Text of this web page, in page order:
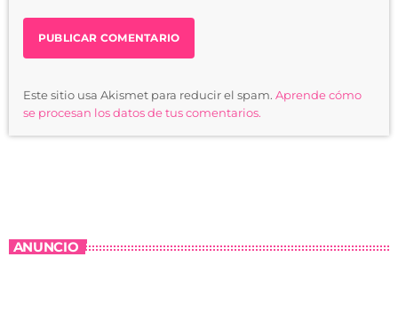
Este sitio usa Akismet para reducir el spam. Aprende cómo
se procesan los datos de tus comentarios.
ANUNCIO